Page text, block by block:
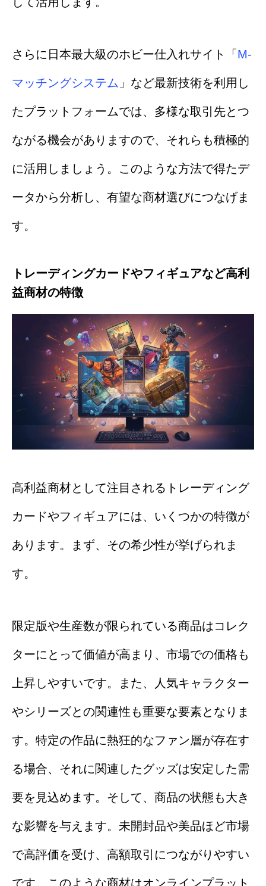
さらに日本最大級のホビー仕入れサイト「M-
マッチングシステム 」など最新技術を利用し
たプラットフォームでは、多様な取引先とつ
ながる機会がありますので、それらも積極的
に活用しましょう。このような方法で得たデ
ータから分析し、有望な商材選びにつなげま
す。
トレーディングカードやフィギュアなど高利
益商材の特徴
高利益商材として注目されるトレーディング
カードやフィギュアには、いくつかの特徴が
あります。まず、その希少性が挙げられま
す。
限定版や生産数が限られている商品はコレク
ターにとって価値が高まり、市場での価格も
上昇しやすいです。また、人気キャラクター
やシリーズとの関連性も重要な要素となりま
す。特定の作品に熱狂的なファン層が存在す
る場合、それに関連したグッズは安定した需
要を見込めます。そして、商品の状態も大き
な影響を与えます。未開封品や美品ほど市場
で高評価を受け、高額取引につながりやすい
です。このような商材はオンラインプラット